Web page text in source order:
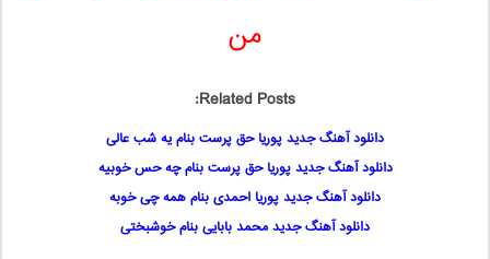
من
Related Posts:
دانلود آهنگ جدید پوریا حق پرست بنام یه شب عالی
دانلود آهنگ جدید پوریا حق پرست بنام چه حس خوبیه
دانلود آهنگ جدید پوریا احمدی بنام همه چی خوبه
دانلود آهنگ جدید محمد بابایی بنام خوشبختی